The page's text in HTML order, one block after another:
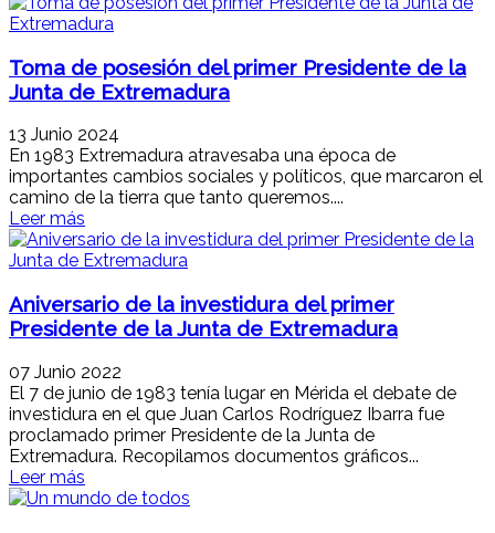
Toma de posesión del primer Presidente de la
Junta de Extremadura
13 Junio 2024
En 1983 Extremadura atravesaba una época de
importantes cambios sociales y políticos, que marcaron el
camino de la tierra que tanto queremos....
Leer más
Aniversario de la investidura del primer
Presidente de la Junta de Extremadura
07 Junio 2022
El 7 de junio de 1983 tenía lugar en Mérida el debate de
investidura en el que Juan Carlos Rodríguez Ibarra fue
proclamado primer Presidente de la Junta de
Extremadura. Recopilamos documentos gráficos...
Leer más